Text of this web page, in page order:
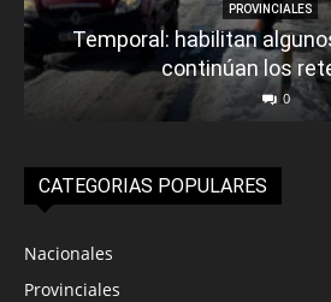
PROVINCIALES
Temporal: habilitan
continúan los
0
CATEGORIAS POPULARES
Nacionales
Provinciales